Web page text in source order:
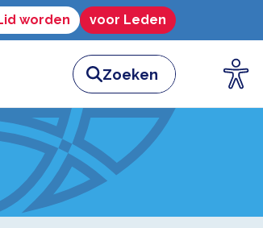
worden voor Leden